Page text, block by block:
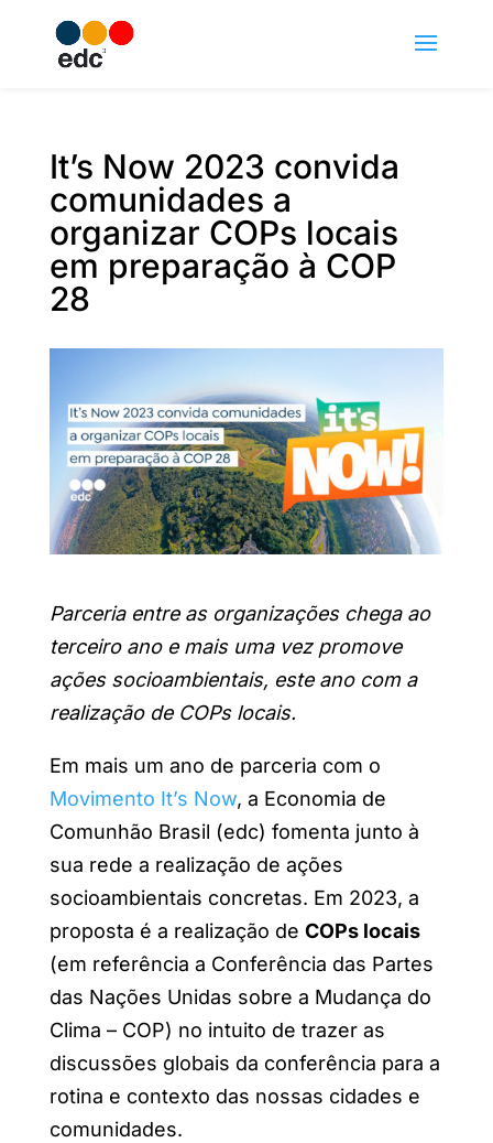
It’s Now 2023 convida
comunidades a
organizar COPs locais
em preparação à COP
28
Parceria entre as organizações chega ao
terceiro ano e mais uma vez promove
ações socioambientais, este ano com a
realização de COPs locais.
Em mais um ano de parceria com o
Movimento It’s Now, a Economia de
Comunhão Brasil (edc) fomenta junto à
sua rede a realização de ações
socioambientais concretas. Em 2023, a
proposta é a realização de COPs locais
(em referência a Conferência das Partes
das Nações Unidas sobre a Mudança do
Clima – COP) no intuito de trazer as
discussões globais da conferência para a
rotina e contexto das nossas cidades e
comunidades.